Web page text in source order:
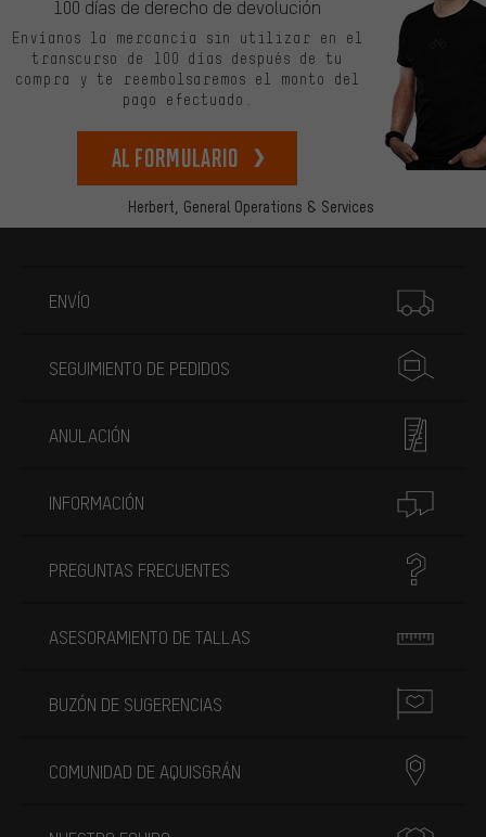
Herbert, General Operations & Services
100 días de derecho de devolución
Envíanos la mercancía sin utilizar en el
transcurso de 100 días después de tu
compra y te reembolsaremos el monto del
pago efectuado.
Al formulario
ENVÍO
SEGUIMIENTO DE PEDIDOS
ANULACIÓN
INFORMACIÓN
PREGUNTAS FRECUENTES
ASESORAMIENTO DE TALLAS
BUZÓN DE SUGERENCIAS
COMUNIDAD DE AQUISGRÁN